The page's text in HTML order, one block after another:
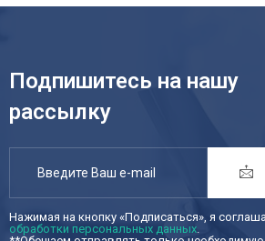
Подпишитесь на нашу
рассылку
Нажимая на кнопку «Подписаться», я
обработки персональных данных